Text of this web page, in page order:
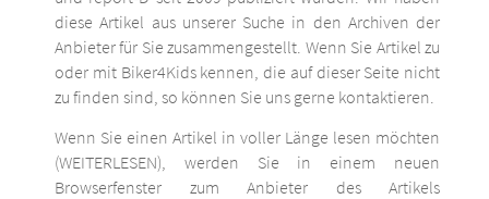
diese Artikel aus unserer Suche in den Archiven der
Anbieter für Sie zusammengestellt. Wenn Sie Artikel zu
oder mit Biker4Kids kennen, die auf dieser Seite nicht
zu finden sind, so können Sie uns gerne kontaktieren.
Wenn Sie einen Artikel in voller Länge lesen möchten
(WEITERLESEN), werden Sie in einem neuen
Browserfenster zum Anbieter des Artikels